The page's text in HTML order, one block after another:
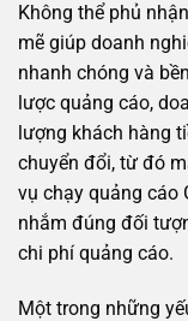
Không thể phủ
mẽ giúp doanh
nhanh chóng và
lược quảng cáo,
lượng khách hàng
chuyển đổi, từ đó
vụ chạy quảng cáo
nhắm đúng đối
chi phí quảng cáo.
Một trong những